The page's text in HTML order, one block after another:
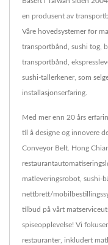
en produsent av
Våre hovedsystemer for
transportbånd, sushi tog,
transportbånd,
sushi-tallerkener, som
installasjonserfaring.
Med mer enn 20 års
til å designe og innovere
Conveyor Belt. Hong
matleveringsrobot, sushi-
nettbrett/
tilbud på vårt
spiseopplevelse! Vi
restauranter, inkludert